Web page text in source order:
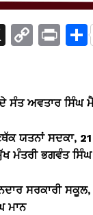
X
C
y
n
k
Pr S
ਦੇ ਸੰਤ ਅਵਤਾਰ ਸਿੰਘ
ਯਤਨਾਂ ਸਦਕਾ,
ਮੰਤਰੀ ਭਗਵੰਤ ਸਿੰਘ
ਸਰਕਾਰੀ
ਮਾਨ